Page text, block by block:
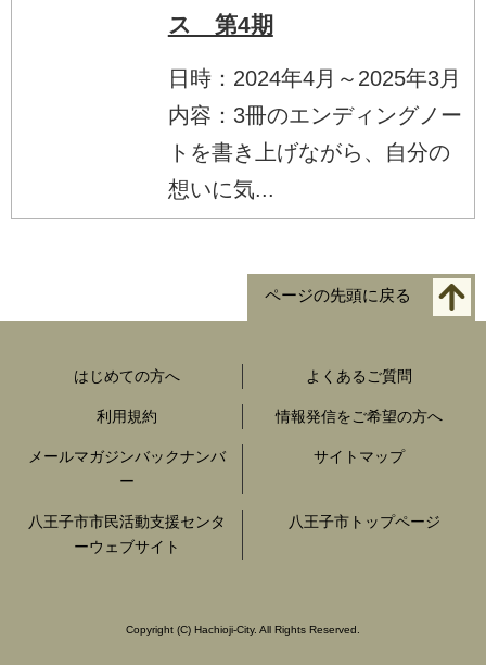
ス 第4期
日時：2024年4月～2025年3月
内容：3冊のエンディングノー
トを書き上げながら、自分の
想いに気...
ページの先頭に戻る
はじめての方へ よくあるご質問
利用規約 情報発信をご希望の方へ
メールマガジンバックナンバ
ー
サイトマップ
八王子市市民活動支援センタ
ーウェブサイト
八王子市トップページ
Copyright (C) Hachioji-City. All Rights Reserved.